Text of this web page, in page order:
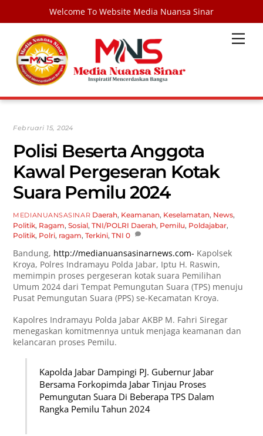
Welcome To Website Media Nuansa Sinar
content
Februari 15, 2024
Polisi Beserta Anggota
Kawal Pergeseran Kotak
Suara Pemilu 2024
MEDIANUANSASINAR Daerah, Keamanan, Keselamatan, News,
Politik, Ragam,Sosial,TNI/POLRI Daerah, Pemilu, Poldajabar,
Politik, Polri, ragam,Terkini,TNI 0
Bandung, http://medianuansasinarnews.com- Kapolsek
Kroya, Polres Indramayu Polda Jabar, Iptu H. Raswin,
memimpin proses pergeseran kotak suara Pemilihan
Umum 2024 dari Tempat Pemungutan Suara (TPS) menuju
Pusat Pemungutan Suara (PPS) se-Kecamatan Kroya.
Kapolres Indramayu Polda Jabar AKBP M. Fahri Siregar
menegaskan komitmennya untuk menjaga keamanan dan
kelancaran proses Pemilu.
Kapolda Jabar Dampingi PJ. Gubernur Jabar
Bersama Forkopimda Jabar Tinjau Proses
Pemungutan Suara Di Beberapa TPS Dalam
Rangka Pemilu Tahun 2024